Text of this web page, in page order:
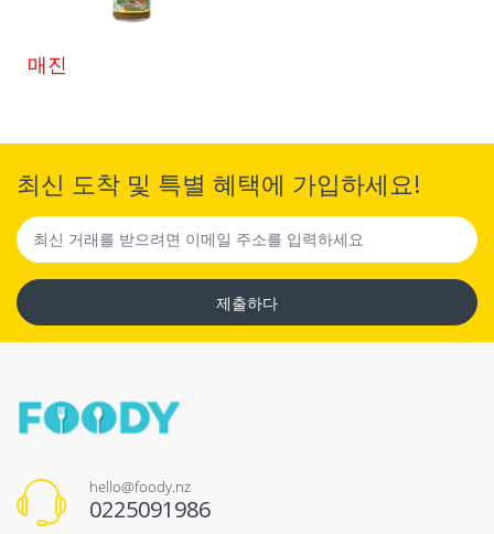
매진
최신 도착 및 특별 혜택에 가입하세요!
제출하다
hello@foody.nz
0225091986